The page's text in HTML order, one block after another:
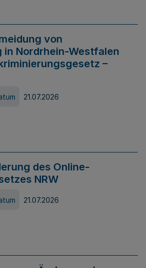
von
in Nordrhein-Westfalen
–
21.07.2026
des Online-
NRW
21.07.2026